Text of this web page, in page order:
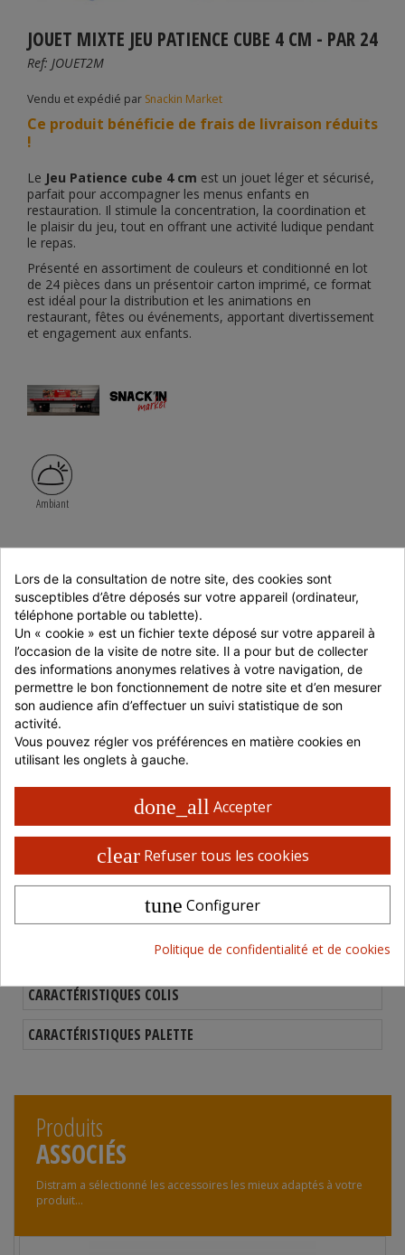
JOUET MIXTE JEU PATIENCE CUBE 4 CM - PAR 24
Ref: JOUET2M
Vendu et expédié par Snackin Market
Ce produit bénéficie de frais de livraison réduits
!
Le Jeu Patience cube 4 cm est un jouet léger et sécurisé,
parfait pour accompagner les menus enfants en
restauration. Il stimule la concentration, la coordination et
le plaisir du jeu, tout en offrant une activité ludique pendant
le repas.
Présenté en assortiment de couleurs et conditionné en lot
de 24 pièces dans un présentoir carton imprimé, ce format
est idéal pour la distribution et les animations en
restaurant, fêtes ou événements, apportant divertissement
et engagement aux enfants.
Ambiant
9,00 €HT
Connectez-vous pour ajouter au panier
JE ME CONNECTE
JE M'INSCRIS
Livraison 48 / 72 H en France
Retrait possible en magasin
Paiement 100% sécurisé
CARACTÉRISTIQUES PRODUITS
CARACTÉRISTIQUES COLIS
CARACTÉRISTIQUES PALETTE
Produits
ASSOCIÉS
Distram a sélectionné les accessoires les mieux adaptés à votre
produit...
Lors de la consultation de notre site, des cookies sont
susceptibles d’être déposés sur votre appareil (ordinateur,
téléphone portable ou tablette).
Un « cookie » est un fichier texte déposé sur votre appareil à
l’occasion de la visite de notre site. Il a pour but de collecter
des informations anonymes relatives à votre navigation, de
permettre le bon fonctionnement de notre site et d’en mesurer
son audience afin d’effectuer un suivi statistique de son
activité.
Vous pouvez régler vos préférences en matière cookies en
utilisant les onglets à gauche.
done_all Accepter
clear Refuser tous les cookies
tune Configurer
Politique de confidentialité et de cookies